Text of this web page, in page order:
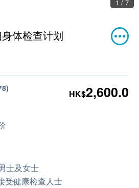
1 / 7
体检查计划
HK$2,600.0
士及女士
受健康检查人士